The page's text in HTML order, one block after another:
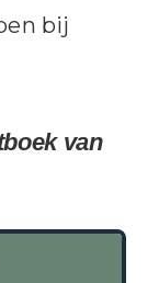
bij
van